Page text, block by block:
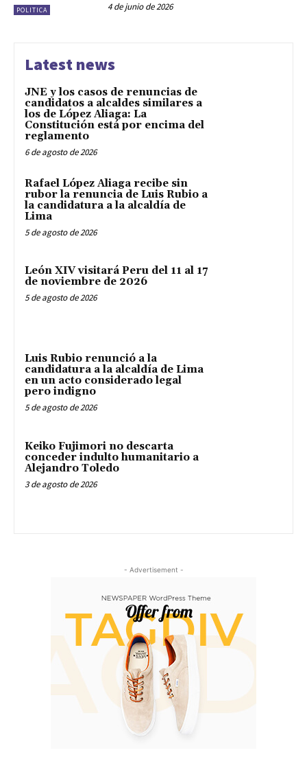
POLITICA 4 de junio de 2026
Latest news
JNE y los casos de renuncias de
candidatos a alcaldes similares a
los de López Aliaga: La
Constitución está por encima del
reglamento
6 de agosto de 2026
Rafael López Aliaga recibe sin
rubor la renuncia de Luis Rubio a
la candidatura a la alcaldía de
Lima
5 de agosto de 2026
León XIV visitará Peru del 11 al 17
de noviembre de 2026
5 de agosto de 2026
Luis Rubio renunció a la
candidatura a la alcaldía de Lima
en un acto considerado legal
pero indigno
5 de agosto de 2026
Keiko Fujimori no descarta
conceder indulto humanitario a
Alejandro Toledo
3 de agosto de 2026
- Advertisement -